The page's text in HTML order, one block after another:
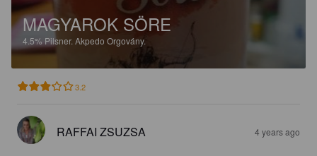
MAGYAROK SÖRE
4.5% Pilsner. Akpedo Orgovány.
3.2
RAFFAI ZSUZSA 4 years ago